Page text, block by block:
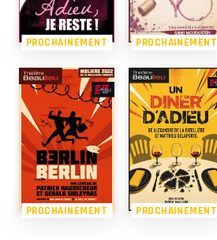
PROCHAINEMENT PROCHAINEMENT
PROCHAINEMENT PROCHAINEMENT